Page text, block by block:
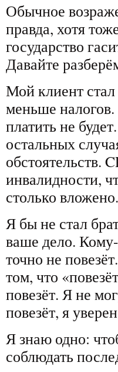
Обычное
правда, хотя
государство
Давайте
Мой клиент
меньше налогов.
платить не
остальных
обстоятельств.
инвалидности,
столько вложено.
Я бы не стал
ваше дело.
точно не
том, что
повезёт. Я не
повезёт, я
Я знаю одно:
соблюдать